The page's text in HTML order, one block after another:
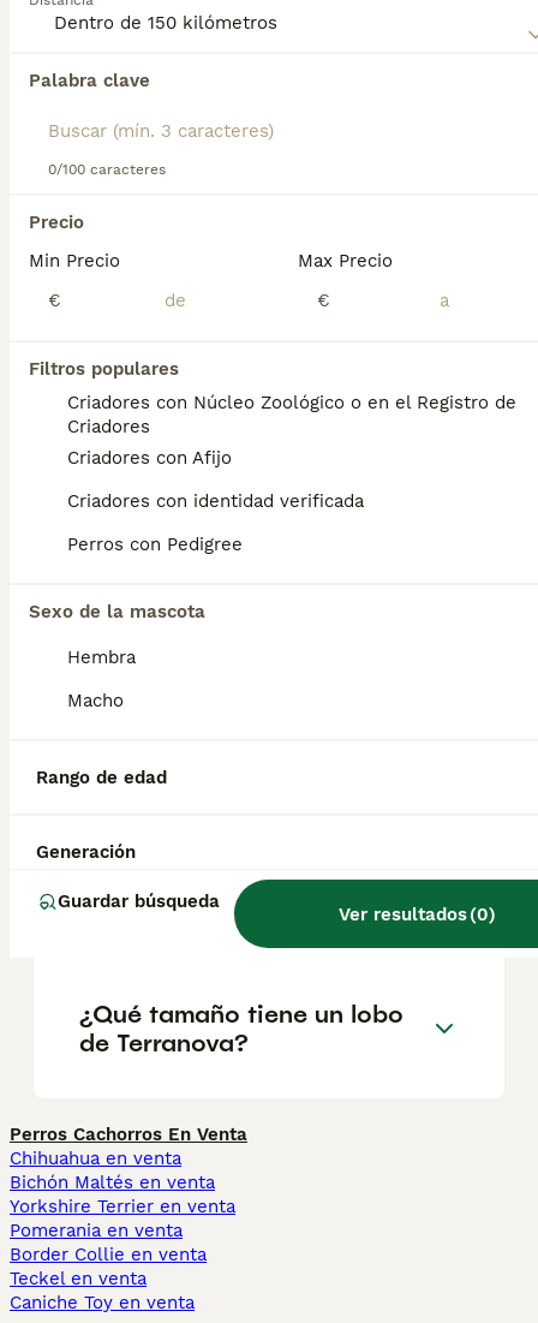
Palabra clave
0/100 caracteres
Precio
Min Precio
€
Max Precio
€
Filtros populares
Criadores con Núcleo Zoológico o en el Registro de
Criadores
Criadores con Afijo
Criadores con identidad verificada
Perros con Pedigree
Sexo de la mascota
Hembra
Macho
Rango de edad
Generación
Guardar búsqueda
Ver resultados(0)
para obtener información sobre esta raza de perro.
Encontramos 0 Terranova Perros en adopcion
Si deseas exactamente esta búsqueda guarda tu
búsqueda y espera el resultado perfecto:
Preguntas frecuentes
¿Cuánto cuesta un cachorro
de Terranova?
El coste medio de un cachorro de Terranova
en España es de aproximadamente 972€,
aunque los precios pueden variar según
factores como el pedigrí, la reputación del
¿Cómo son los cachorros de
¿Cuánto come un Terranova
¿Cuál es el significado de
Terranova?
¿Qué tamaño tiene un lobo
de Terranova?
Perros Cachorros En Venta
Chihuahua en venta
Bichón Maltés en venta
Yorkshire Terrier en venta
Pomerania en venta
Border Collie en venta
Teckel en venta
Caniche Toy en venta